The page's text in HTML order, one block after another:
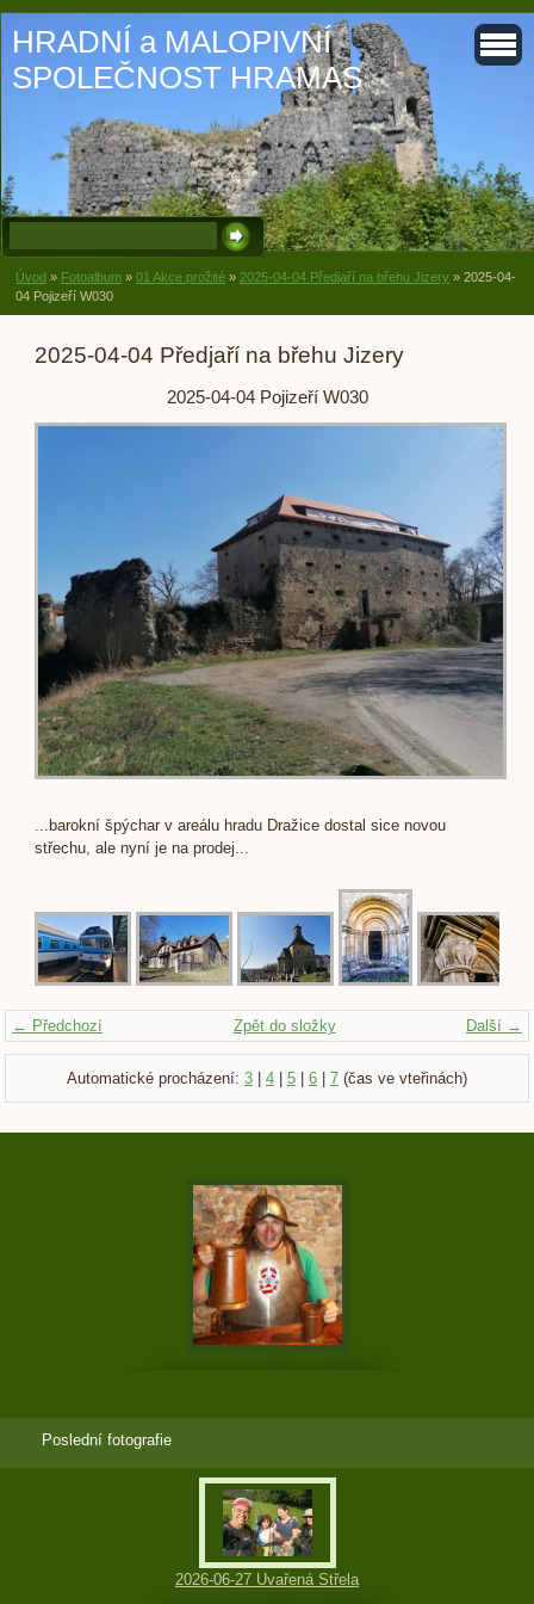
HRADNÍ a MALOPIVNÍ
SPOLEČNOST HRAMAS
Úvod » Fotoalbum » 01 Akce prožité » 2025-04-04 Předjaří na břehu Jizery » 2025-04-
04 Pojizeří W030
2025-04-04 Předjaří na břehu Jizery
2025-04-04 Pojizeří W030
...barokní špýchar v areálu hradu Dražice dostal sice novou
střechu, ale nyní je na prodej...
← Předchozí Další →
Zpět do složky
Automatické procházení: 3 | 4 | 5 | 6 | 7 (čas ve vteřinách)
Poslední fotografie
2026-06-27 Uvařená Střela